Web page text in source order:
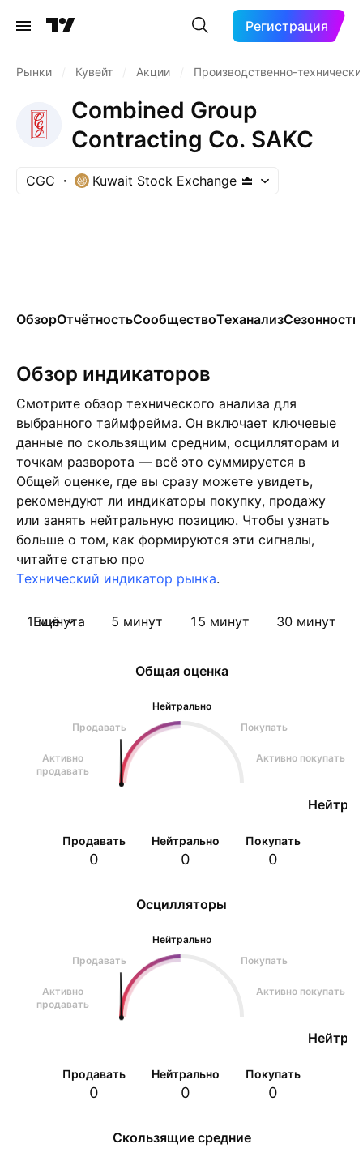
Регистрация
Рынки Кувейт Акции Производственно-
Combined Group
Contracting Co. SAKC
CGC Kuwait Stock Exchange
ОбзорОтчётностьСообществоТеханализСезонность
Обзор индикаторов
Смотрите обзор технического анализа для
выбранного таймфрейма. Он включает ключевые
данные по скользящим средним, осцилляторам и
точкам разворота — всё это суммируется в
Общей оценке, где вы сразу можете увидеть,
рекомендуют ли индикаторы покупку, продажу
или занять нейтральную позицию. Чтобы узнать
больше о том, как формируются эти сигналы,
читайте статью про
Tехнический индикатор рынка.
1 минута 5 минут 15 минут 30 минут
Ещё
Осцилляторы
Нейтрально
Продавать
Покупать
Активно
продавать
Активно покупать
Продавать
0
Нейтрально
0
Покупать
0
Общая оценка
Нейтрально
Продавать
Покупать
Активно
продавать
Активно покупать
Продавать
0
Нейтрально
0
Покупать
0
Скользящие средние